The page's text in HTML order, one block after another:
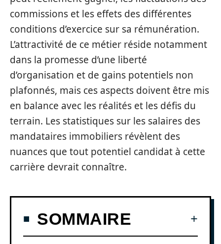
commissions et les effets des différentes
conditions d’exercice sur sa rémunération.
L’attractivité de ce métier réside notamment
dans la promesse d’une liberté
d’organisation et de gains potentiels non
plafonnés, mais ces aspects doivent être mis
en balance avec les réalités et les défis du
terrain. Les statistiques sur les salaires des
mandataires immobiliers révèlent des
nuances que tout potentiel candidat à cette
carrière devrait connaître.
SOMMAIRE